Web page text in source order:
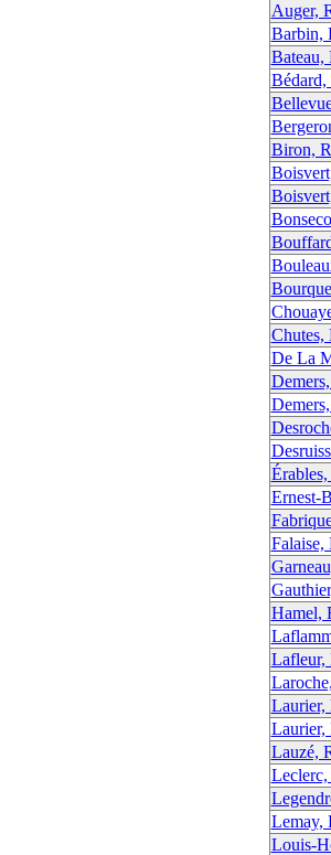
Auger,
Barbin,
Bateau,
Bédard,
Biron,
Chutes,
De La
Ernest-
Falaise,
Hamel,
Lafleur,
Laurier,
Laurier,
Lauzé,
Leclerc,
Lemay,
Louis-